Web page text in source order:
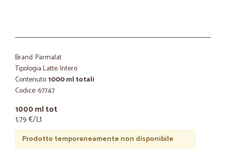
Brand: Parmalat
Tipologia Latte: Intero
Contenuto:1000 ml totali
Codice: 67747
1000 ml tot
1,79 €/Lt
Prodotto temporaneamente non disponibile